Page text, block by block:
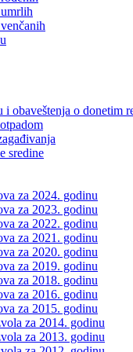
obaveštenja o donetim
sredine
za 2024. godinu
za 2023. godinu
za 2022. godinu
za 2021. godinu
za 2020. godinu
za 2019. godinu
za 2018. godinu
za 2016. godinu
za 2015. godinu
za 2014. godinu
za 2013. godinu